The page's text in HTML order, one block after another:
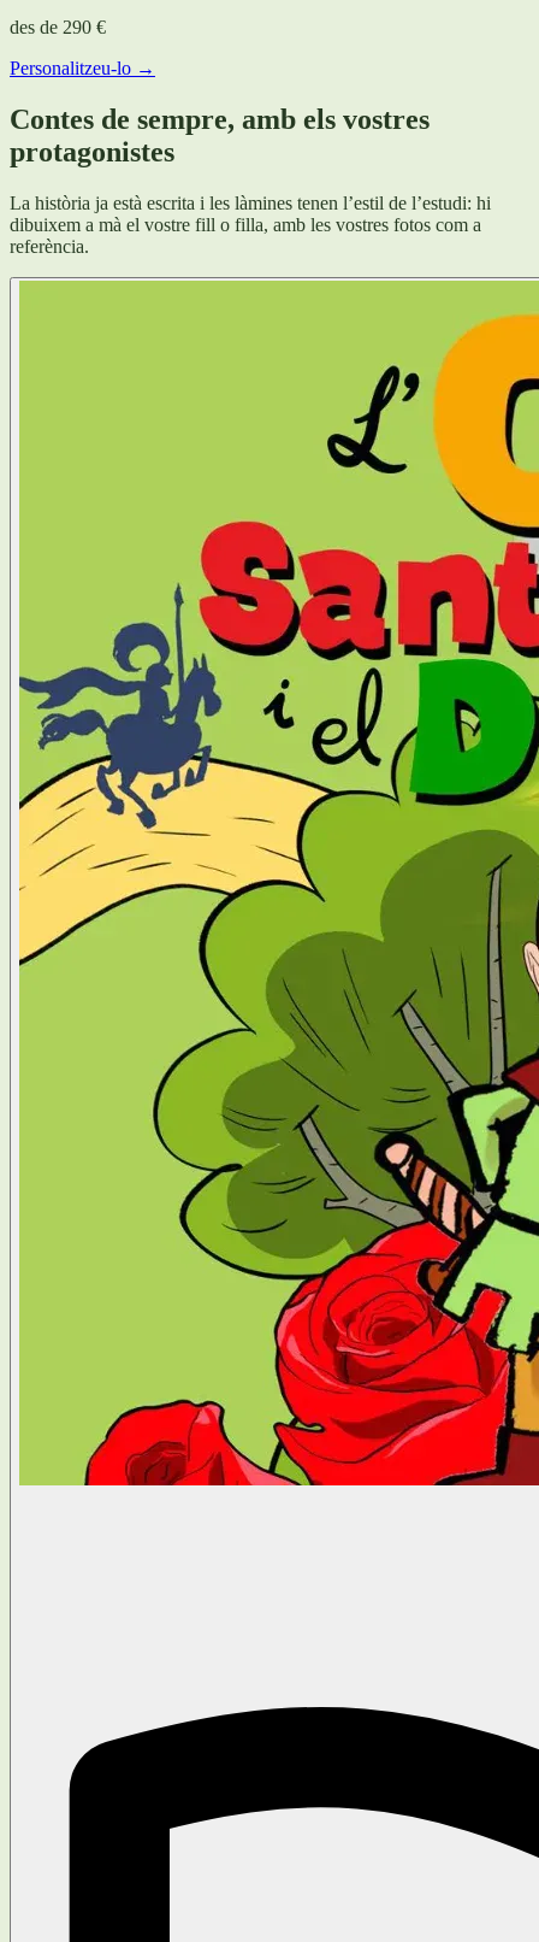
des de 290 €
Personalitzeu-lo →
Contes de sempre, amb els vostres
protagonistes
La història ja està escrita i les làmines tenen l’estil de l’estudi: hi
dibuixem a mà el vostre fill o filla, amb les vostres fotos com a
referència.